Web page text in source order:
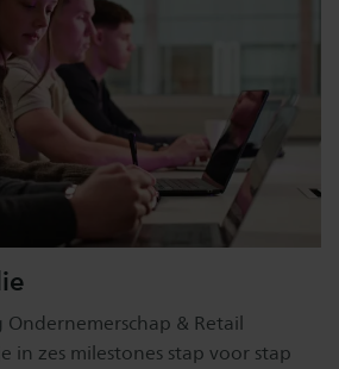
& Retail
in zes milestones stap voor stap